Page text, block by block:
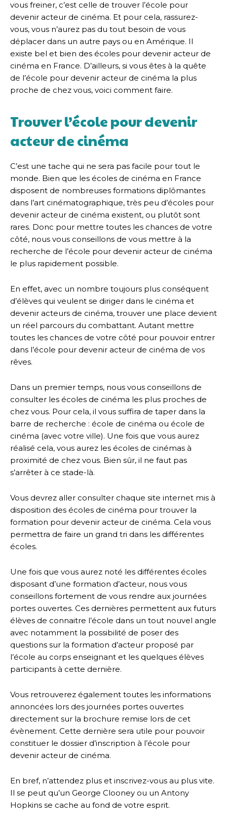
vous freiner, c’est celle de trouver l’école pour
devenir acteur de cinéma. Et pour cela, rassurez-
vous, vous n’aurez pas du tout besoin de vous
déplacer dans un autre pays ou en Amérique. Il
existe bel et bien des écoles pour devenir acteur de
cinéma en France. D’ailleurs, si vous êtes à la quête
de l’école pour devenir acteur de cinéma la plus
proche de chez vous, voici comment faire.
Trouver l’école pour devenir
acteur de cinéma
C’est une tache qui ne sera pas facile pour tout le
monde. Bien que les écoles de cinéma en France
disposent de nombreuses formations diplômantes
dans l’art cinématographique, très peu d’écoles pour
devenir acteur de cinéma existent, ou plutôt sont
rares. Donc pour mettre toutes les chances de votre
côté, nous vous conseillons de vous mettre à la
recherche de l’école pour devenir acteur de cinéma
le plus rapidement possible.
En effet, avec un nombre toujours plus conséquent
d’élèves qui veulent se diriger dans le cinéma et
devenir acteurs de cinéma, trouver une place devient
un réel parcours du combattant. Autant mettre
toutes les chances de votre côté pour pouvoir entrer
dans l’école pour devenir acteur de cinéma de vos
rêves.
Dans un premier temps, nous vous conseillons de
consulter les écoles de cinéma les plus proches de
chez vous. Pour cela, il vous suffira de taper dans la
barre de recherche : école de cinéma ou école de
cinéma (avec votre ville). Une fois que vous aurez
réalisé cela, vous aurez les écoles de cinémas à
proximité de chez vous. Bien sûr, il ne faut pas
s’arrêter à ce stade-là.
Vous devrez aller consulter chaque site internet mis à
disposition des écoles de cinéma pour trouver la
formation pour devenir acteur de cinéma. Cela vous
permettra de faire un grand tri dans les différentes
écoles.
Une fois que vous aurez noté les différentes écoles
disposant d’une formation d’acteur, nous vous
conseillons fortement de vous rendre aux journées
portes ouvertes. Ces dernières permettent aux futurs
élèves de connaitre l’école dans un tout nouvel angle
avec notamment la possibilité de poser des
questions sur la formation d’acteur proposé par
l’école au corps enseignant et les quelques élèves
participants à cette dernière.
Vous retrouverez également toutes les informations
annoncées lors des journées portes ouvertes
directement sur la brochure remise lors de cet
évènement. Cette dernière sera utile pour pouvoir
constituer le dossier d’inscription à l’école pour
devenir acteur de cinéma.
En bref, n’attendez plus et inscrivez-vous au plus vite.
Il se peut qu’un George Clooney ou un Antony
Hopkins se cache au fond de votre esprit.